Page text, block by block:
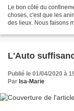
Le bon côté du
choses, c'est que les
des lieux. Nous faisons
L'Auto
Publié le 01/04/2020 à
Par Isa-Marie